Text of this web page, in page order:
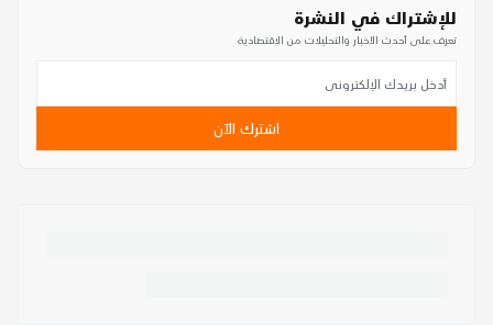
للإشتراك في النشرة
تعرف على أحدث الأخبار والتحليلات من الاقتصادية
اشترك الآن